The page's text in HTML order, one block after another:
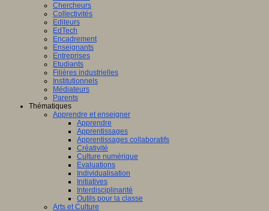
Chercheurs
Collectivités
Editeurs
EdTech
Encadrement
Enseignants
Entreprises
Etudiants
Filières industrielles
Institutionnels
Médiateurs
Parents
Thématiques
Apprendre et enseigner
Apprendre
Apprentissages
Apprentissages collaboratifs
Créativité
Culture numérique
Evaluations
Individualisation
Initiatives
Interdisciplinarité
Outils pour la classe
Arts et Culture